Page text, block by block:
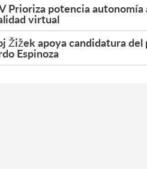
Prioriza potencia autonomía
virtual
Žižek apoya candidatura
Espinoza